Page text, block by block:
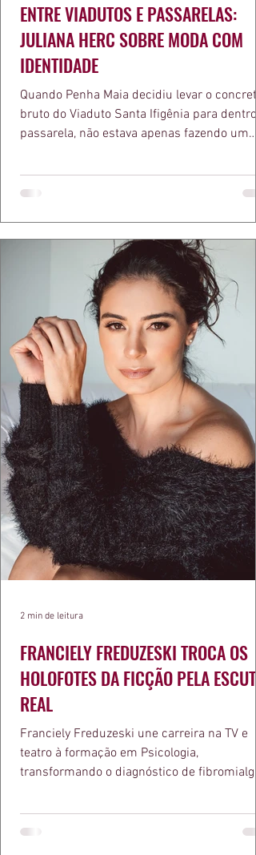
ENTRE VIADUTOS E PASSARELAS:
JULIANA HERC SOBRE MODA COM
IDENTIDADE
Quando Penha Maia decidiu levar o concreto
bruto do Viaduto Santa Ifigênia para dentro
passarela, não estava apenas fazendo um
a apresentadora e influenciadora Juliana
defende há tempos, o de que moda
estruturas geométricas, volumes
aquele concreto aparente típico da
arquitetura paulistana em peças de vestir,
FRANCIELY FREDUZESKI TROCA OS
HOLOFOTES DA FICÇÃO PELA ESCUTA
REAL
Franciely Freduzeski une carreira na TV e
teatro à formação em Psicologia,
transformando o diagnóstico de fibromialgia
medalha Chiquinha Gonzaga.
2 min de leitura